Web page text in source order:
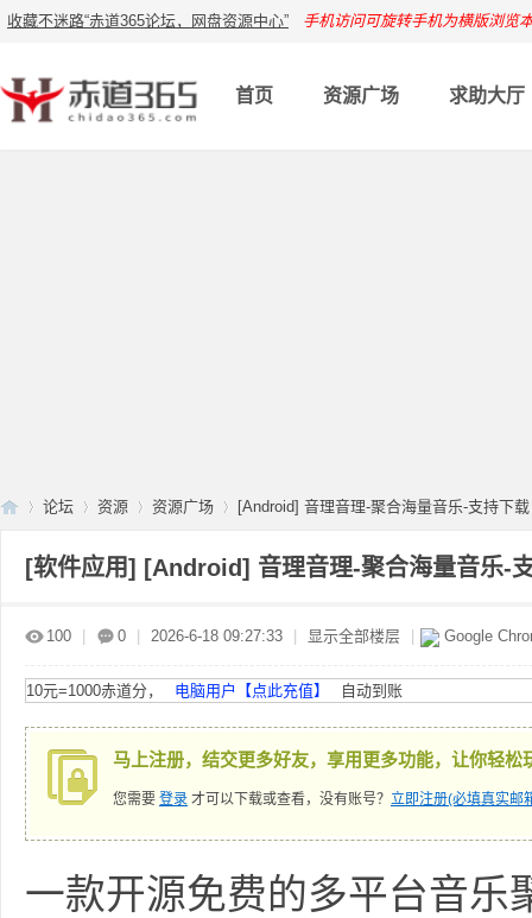
收藏不迷路“赤道365论坛，网盘资源中心” 手机访问可旋转手机为横版浏览
首页 资源广场 求助大厅
论坛 资源 资源广场 [Android] 音理音理-聚合海量音乐-支持下
[软件应用] [Android] 音理音理-聚合海量音乐-
100 0 2026-6-18 09:27:33 显示全部楼层 Google
10元=1000赤道分， 电脑用户【点此充值】 自动到账
马上注册，结交更多好友，享用更多功能，让你轻松
您需要 登录 才可以下载或查看，没有账号？ 立即注册(必填真实邮
一款开源免费的多平台音乐